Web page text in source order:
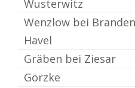
Wusterwitz
Wenzlow bei
Havel
Gräben bei Ziesar
Görzke